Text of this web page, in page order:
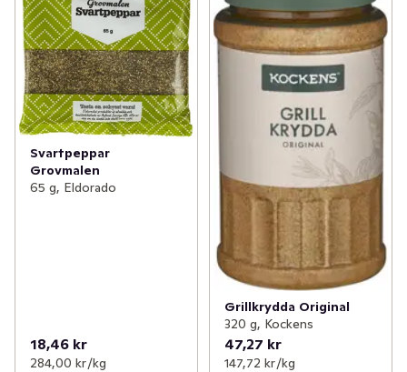
Svartpeppar
Grovmalen
65 g, Eldorado
18,46 kr
284,00 kr /kg
Grillkrydda Original
320 g, Kockens
47,27 kr
147,72 kr /kg